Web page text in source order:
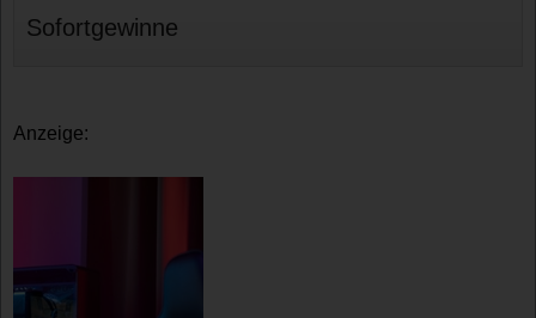
Sofortgewinne
Anzeige: